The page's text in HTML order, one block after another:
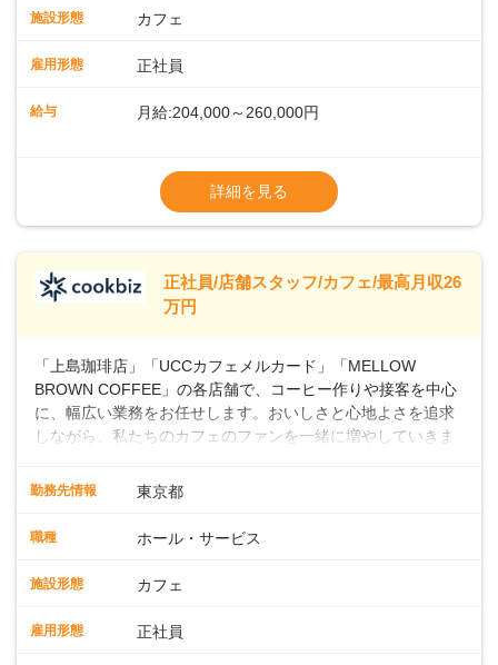
年齢層が活躍しており、チームワークも抜群です。基本マニ
業務に馴染める環境です。「カフェの接客は初めて」という
ッフとして経験を積んだ後、店長を目指してみませんか。売
よ♪あなたも、無理なくステップアップできる環境で、少しず
つ成長していきませんか？
施設形態 カフェ
雇用形態 正社員
給与 月給:204,000～260,000円
ます・東日本エリア：月給21万4000～27万
※経験・スキルを考慮の上、決定します。
※別途、残業代および各種手当あり
※試用期間なし
■店長職： ・西日本／月給26万7500円
万円＋賞与(年3回)・店長職：年収410万円／
詳細を見る
正社員/店舗スタッフ/カフェ/最高月収26
万円
「上島珈琲店」「UCCカフェメルカード」「MELLOW
BROWN COFFEE」の各店舗で、コーヒー作りや接客を中心
に、幅広い業務をお任せします。おいしさと心地よさを追求
しながら、私たちのカフェのファンを一緒に増やしていきま
クの作成お客様のご案内、レジ対応軽食メニューの調理店内
ート体制充実コーヒーの知識から接客マナーまで、先輩スタ
年齢層が活躍しており、チームワークも抜群です。基本マニ
業務に馴染める環境です。「カフェの接客は初めて」という
勤務先情報 東京都
職種 ホール・サービス
施設形態 カフェ
雇用形態 正社員